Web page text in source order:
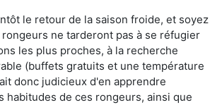
le retour de la saison froide, et soyez
ne tarderont pas à se réfugier
les plus proches, à la recherche
(buffets gratuits et une température
donc judicieux d'en apprendre
habitudes de ces rongeurs, ainsi que